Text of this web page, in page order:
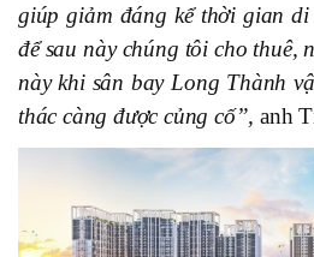
giúp giảm đáng kể thời gian
để sau này chúng tôi cho thuê,
này khi sân bay Long Thành
thác càng được củng cố”,anh